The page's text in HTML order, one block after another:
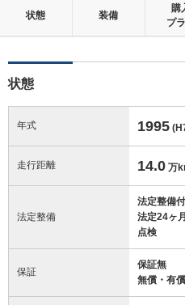
状態 装備
購
プ
状態
年式 1995
走行距離 14.0 万
法定整備
法定整備付
法定24ヶ
点検
保証
保証無
無償・有